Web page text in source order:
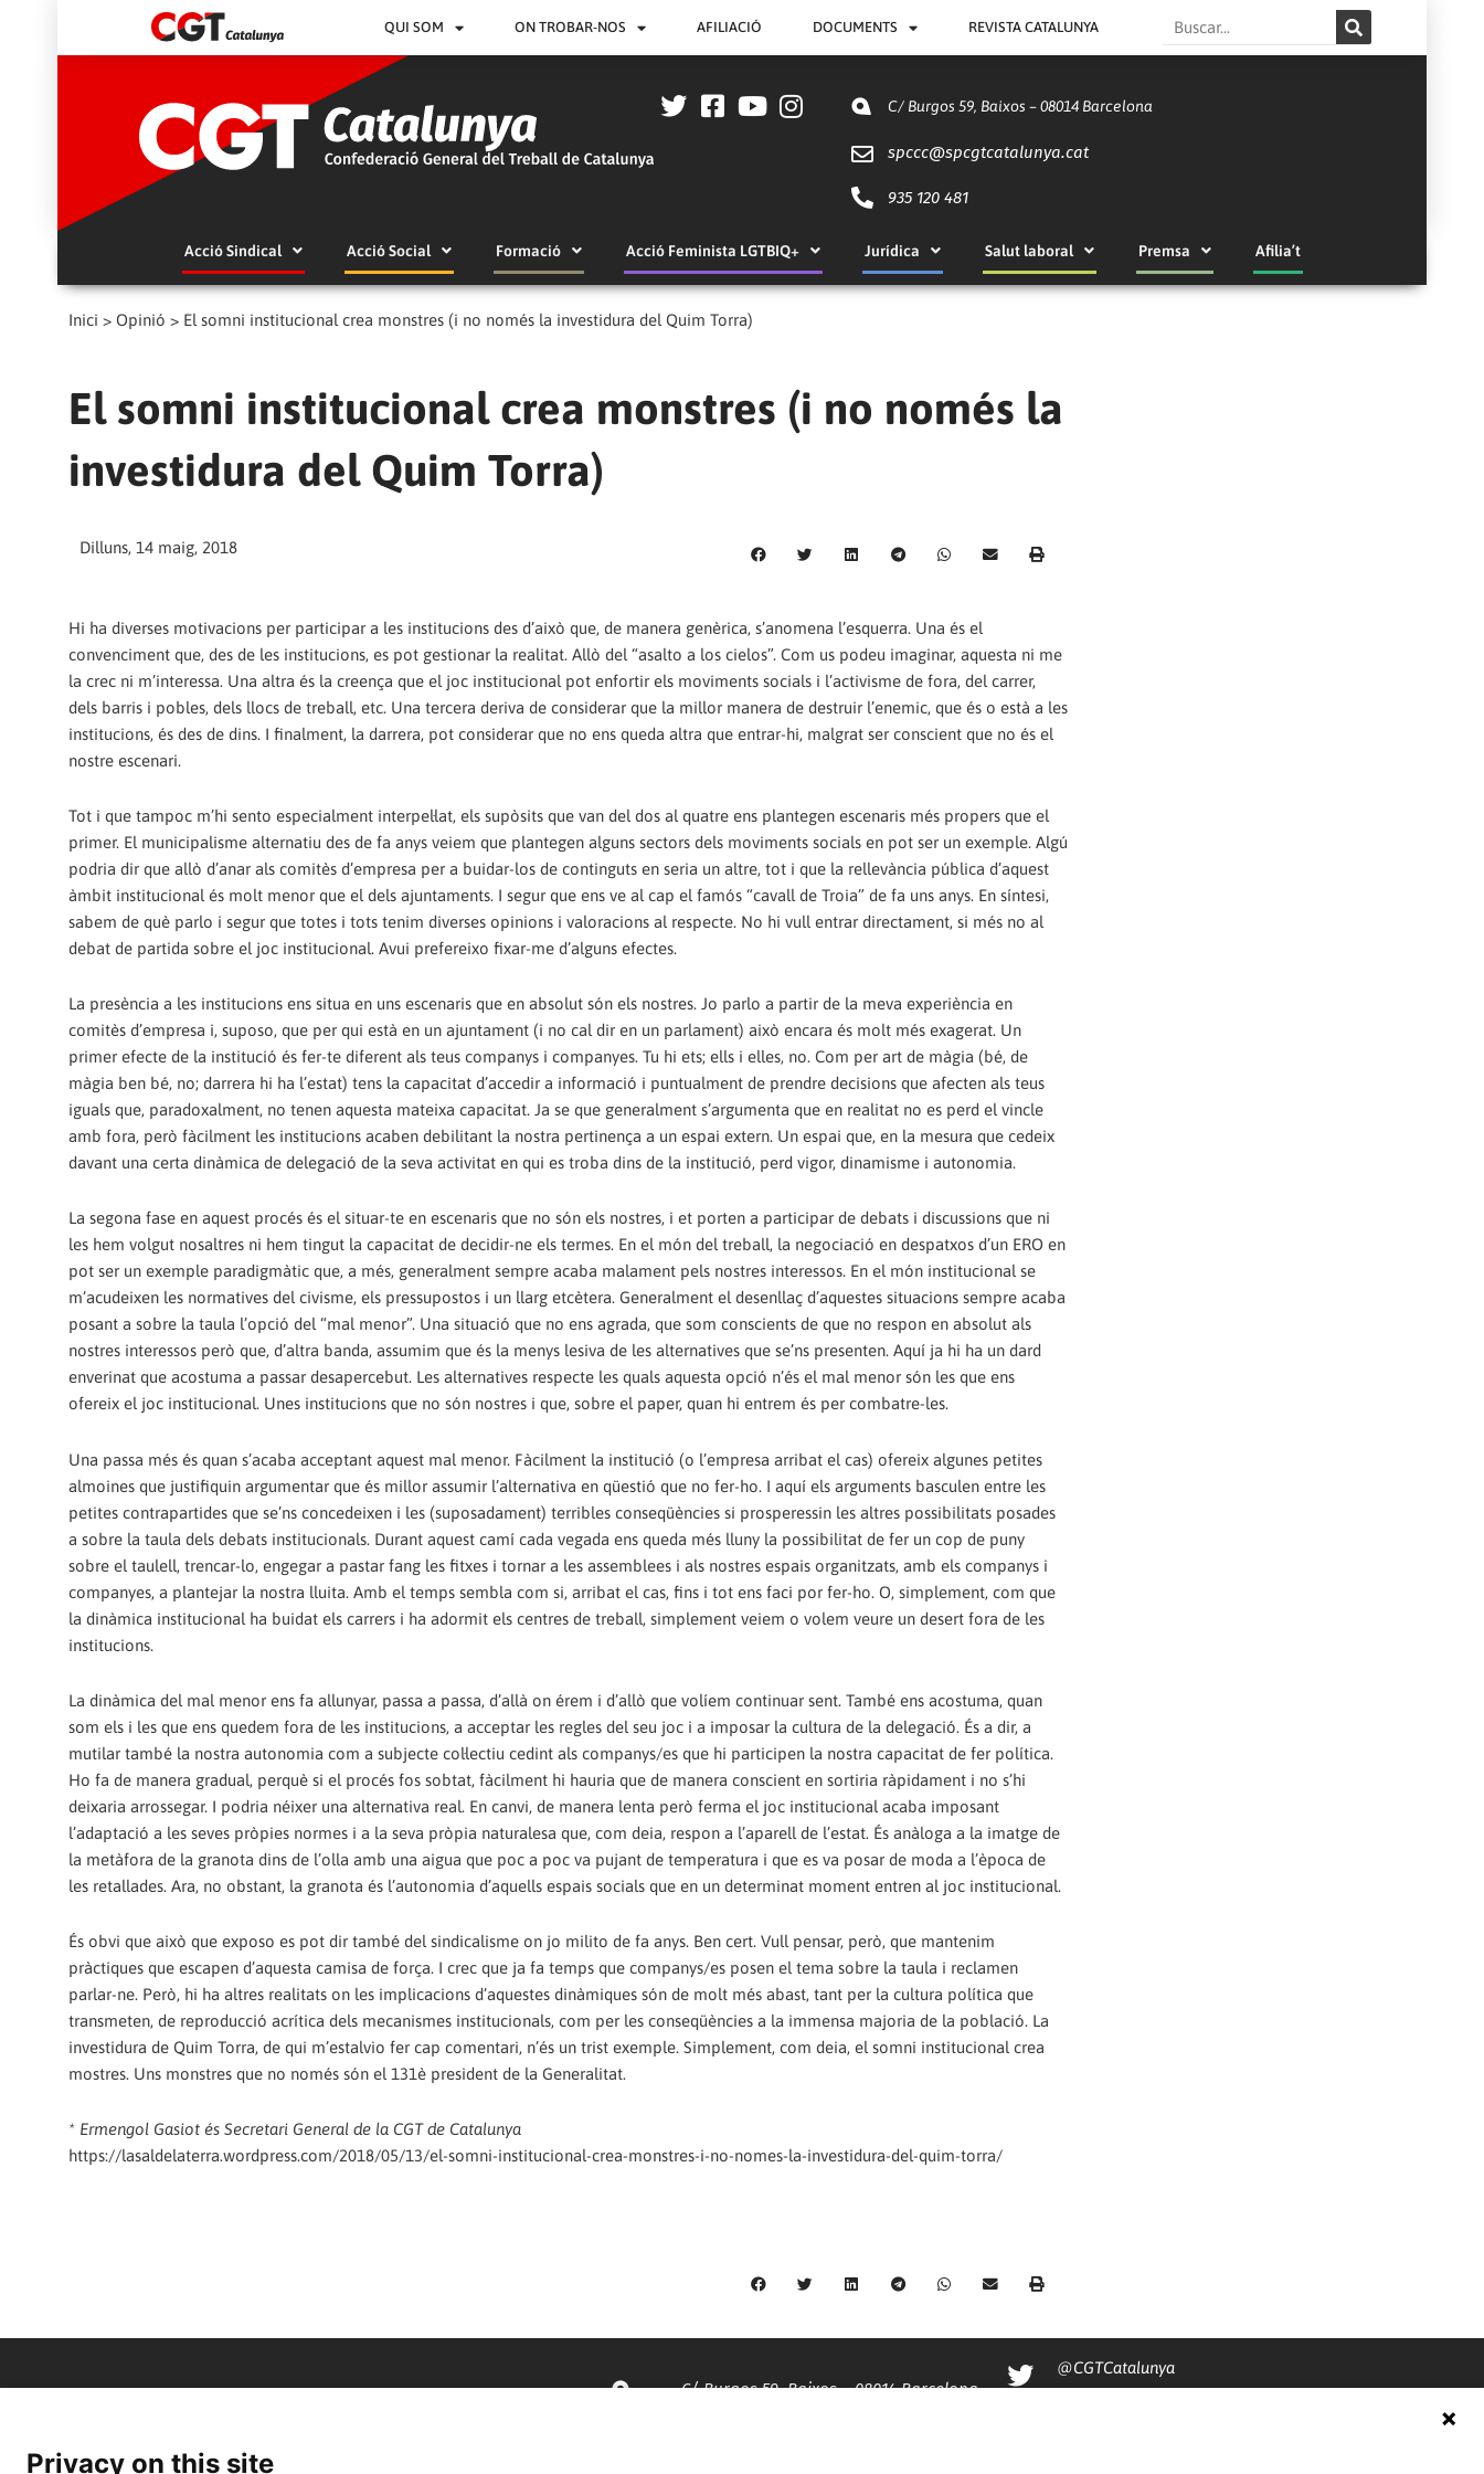
QUI SOM ON TROBAR-NOS AFILIACIÓ DOCUMENTS REVISTA CATALUNYA Search
C/ Burgos 59, Baixos – 08014 Barcelona
spccc@spcgtcatalunya.cat
935 120 481
Acció Sindical Acció Social Formació Acció Feminista LGTBIQ+ Jurídica Salut laboral Premsa Afilia’t
Inici > Opinió > El somni institucional crea monstres (i no només la investidura del Quim Torra)
El somni institucional crea monstres (i no només la
investidura del Quim Torra)
Dilluns, 14 maig, 2018
Hi ha diverses motivacions per participar a les institucions des d’això que, de manera genèrica, s’anomena l’esquerra. Una és el
convenciment que, des de les institucions, es pot gestionar la realitat. Allò del “asalto a los cielos”. Com us podeu imaginar, aquesta ni me
la crec ni m’interessa. Una altra és la creença que el joc institucional pot enfortir els moviments socials i l’activisme de fora, del carrer,
dels barris i pobles, dels llocs de treball, etc. Una tercera deriva de considerar que la millor manera de destruir l’enemic, que és o està a les
institucions, és des de dins. I finalment, la darrera, pot considerar que no ens queda altra que entrar-hi, malgrat ser conscient que no és el
nostre escenari.
Tot i que tampoc m’hi sento especialment interpel·lat, els supòsits que van del dos al quatre ens plantegen escenaris més propers que el
primer. El municipalisme alternatiu des de fa anys veiem que plantegen alguns sectors dels moviments socials en pot ser un exemple. Algú
podria dir que allò d’anar als comitès d’empresa per a buidar-los de continguts en seria un altre, tot i que la rellevància pública d’aquest
àmbit institucional és molt menor que el dels ajuntaments. I segur que ens ve al cap el famós “cavall de Troia” de fa uns anys. En síntesi,
sabem de què parlo i segur que totes i tots tenim diverses opinions i valoracions al respecte. No hi vull entrar directament, si més no al
debat de partida sobre el joc institucional. Avui prefereixo fixar-me d’alguns efectes.
La presència a les institucions ens situa en uns escenaris que en absolut són els nostres. Jo parlo a partir de la meva experiència en
comitès d’empresa i, suposo, que per qui està en un ajuntament (i no cal dir en un parlament) això encara és molt més exagerat. Un
primer efecte de la institució és fer-te diferent als teus companys i companyes. Tu hi ets; ells i elles, no. Com per art de màgia (bé, de
màgia ben bé, no; darrera hi ha l’estat) tens la capacitat d’accedir a informació i puntualment de prendre decisions que afecten als teus
iguals que, paradoxalment, no tenen aquesta mateixa capacitat. Ja se que generalment s’argumenta que en realitat no es perd el vincle
amb fora, però fàcilment les institucions acaben debilitant la nostra pertinença a un espai extern. Un espai que, en la mesura que cedeix
davant una certa dinàmica de delegació de la seva activitat en qui es troba dins de la institució, perd vigor, dinamisme i autonomia.
La segona fase en aquest procés és el situar-te en escenaris que no són els nostres, i et porten a participar de debats i discussions que ni
les hem volgut nosaltres ni hem tingut la capacitat de decidir-ne els termes. En el món del treball, la negociació en despatxos d’un ERO en
pot ser un exemple paradigmàtic que, a més, generalment sempre acaba malament pels nostres interessos. En el món institucional se
m’acudeixen les normatives del civisme, els pressupostos i un llarg etcètera. Generalment el desenllaç d’aquestes situacions sempre acaba
posant a sobre la taula l’opció del “mal menor”. Una situació que no ens agrada, que som conscients de que no respon en absolut als
nostres interessos però que, d’altra banda, assumim que és la menys lesiva de les alternatives que se’ns presenten. Aquí ja hi ha un dard
enverinat que acostuma a passar desapercebut. Les alternatives respecte les quals aquesta opció n’és el mal menor són les que ens
ofereix el joc institucional. Unes institucions que no són nostres i que, sobre el paper, quan hi entrem és per combatre-les.
Una passa més és quan s’acaba acceptant aquest mal menor. Fàcilment la institució (o l’empresa arribat el cas) ofereix algunes petites
almoines que justifiquin argumentar que és millor assumir l’alternativa en qüestió que no fer-ho. I aquí els arguments basculen entre les
petites contrapartides que se’ns concedeixen i les (suposadament) terribles conseqüències si prosperessin les altres possibilitats posades
a sobre la taula dels debats institucionals. Durant aquest camí cada vegada ens queda més lluny la possibilitat de fer un cop de puny
sobre el taulell, trencar-lo, engegar a pastar fang les fitxes i tornar a les assemblees i als nostres espais organitzats, amb els companys i
companyes, a plantejar la nostra lluita. Amb el temps sembla com si, arribat el cas, fins i tot ens faci por fer-ho. O, simplement, com que
la dinàmica institucional ha buidat els carrers i ha adormit els centres de treball, simplement veiem o volem veure un desert fora de les
institucions.
La dinàmica del mal menor ens fa allunyar, passa a passa, d’allà on érem i d’allò que volíem continuar sent. També ens acostuma, quan
som els i les que ens quedem fora de les institucions, a acceptar les regles del seu joc i a imposar la cultura de la delegació. És a dir, a
mutilar també la nostra autonomia com a subjecte col·lectiu cedint als companys/es que hi participen la nostra capacitat de fer política.
Ho fa de manera gradual, perquè si el procés fos sobtat, fàcilment hi hauria que de manera conscient en sortiria ràpidament i no s’hi
deixaria arrossegar. I podria néixer una alternativa real. En canvi, de manera lenta però ferma el joc institucional acaba imposant
l’adaptació a les seves pròpies normes i a la seva pròpia naturalesa que, com deia, respon a l’aparell de l’estat. És anàloga a la imatge de
la metàfora de la granota dins de l’olla amb una aigua que poc a poc va pujant de temperatura i que es va posar de moda a l’època de
les retallades. Ara, no obstant, la granota és l’autonomia d’aquells espais socials que en un determinat moment entren al joc institucional.
És obvi que això que exposo es pot dir també del sindicalisme on jo milito de fa anys. Ben cert. Vull pensar, però, que mantenim
pràctiques que escapen d’aquesta camisa de força. I crec que ja fa temps que companys/es posen el tema sobre la taula i reclamen
parlar-ne. Però, hi ha altres realitats on les implicacions d’aquestes dinàmiques són de molt més abast, tant per la cultura política que
transmeten, de reproducció acrítica dels mecanismes institucionals, com per les conseqüències a la immensa majoria de la població. La
investidura de Quim Torra, de qui m’estalvio fer cap comentari, n’és un trist exemple. Simplement, com deia, el somni institucional crea
mostres. Uns monstres que no només són el 131è president de la Generalitat.
* Ermengol Gasiot és Secretari General de la CGT de Catalunya
https://lasaldelaterra.wordpress.com/2018/05/13/el-somni-institucional-crea-monstres-i-no-nomes-la-investidura-del-quim-torra/
C/ Burgos 59, Baixos – 08014 Barcelona
@CGTCatalunya
Privacy on this site